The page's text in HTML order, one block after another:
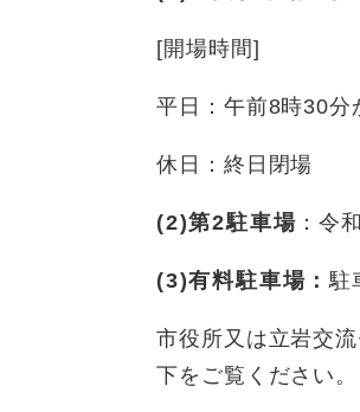
[開場時間]
平日：午前8時30分
休日：終日閉場
(2)第2駐車場 ：令
(3)有料駐車場：駐
市役所又は立岩交
下をご覧ください。